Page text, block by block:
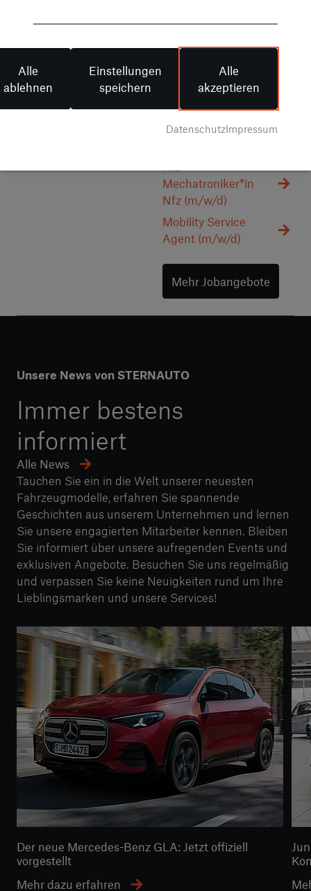
Sie wollen nur das Beste
Herzlich willkommen im
Team von STERNAUTO!
Verschaffen Sie sich
einen Überblick über
Stellenangebote.
Mechatroniker*in
Nfz (m/w/d)
Mobility Service
Agent (m/w/d)
Mehr Jobangebote
Unsere News von STERNAUTO
Immer bestens
informiert
Alle News
Tauchen Sie ein in die Welt unserer neuesten
Fahrzeugmodelle, erfahren Sie spannende
Geschichten aus unserem Unternehmen und lernen
Sie unsere engagierten Mitarbeiter kennen. Bleiben
Sie informiert über unsere aufregenden Events und
exklusiven Angebote. Besuchen Sie uns regelmäßig
und verpassen Sie keine Neuigkeiten rund um Ihre
Lieblingsmarken und unsere Services!
Der neue Mercedes-Benz GLA: Jetzt offiziell
vorgestellt
Mehr dazu erfahren
Alle
ablehnen
Einstellungen
speichern
Alle
akzeptieren
DatenschutzImpressum